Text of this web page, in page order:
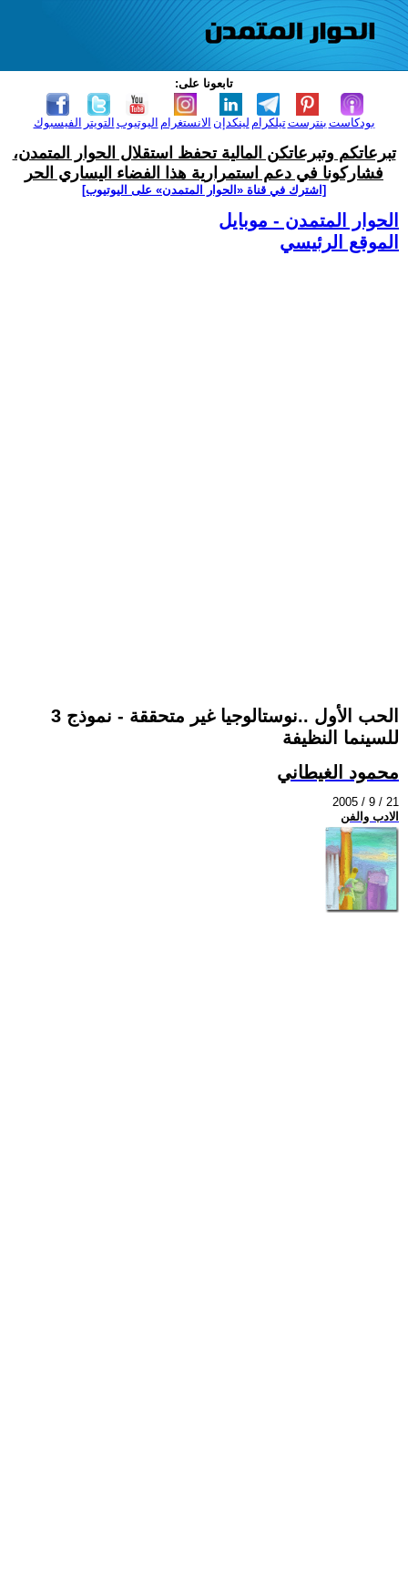
تابعونا على:
الفيسبوك التويتر اليوتيوب الانستغرام لينكدإن تيلكرامبنترست بودكاست
تبرعاتكم وتبرعاتكن المالية تحفظ استقلال الحوار المتمدن،
فشاركونا في دعم استمرارية هذا الفضاء اليساري الحر
[اشترك في قناة ‫«الحوار المتمدن» على اليوتيوب]
الحوار المتمدن - موبايل
الموقع الرئيسي
الحب الأول ..نوستالوجيا غير متحققة - نموذج 3
للسينما النظيفة
محمود الغيطاني
2005 / 9 / 21
الادب والفن